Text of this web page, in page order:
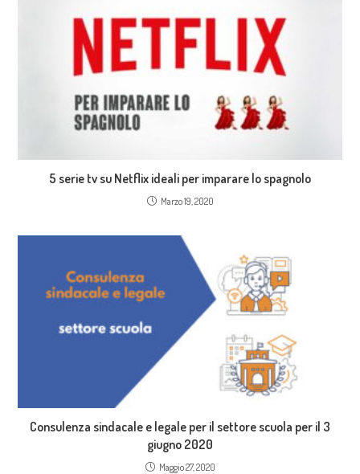
5 serie tv su Netflix ideali per imparare lo spagnolo
Marzo 19, 2020
Consulenza sindacale e legale per il settore scuola per il 3
giugno 2020
Maggio 27, 2020